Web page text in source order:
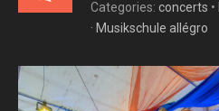
Categories: concerts •
· Musikschule allégro